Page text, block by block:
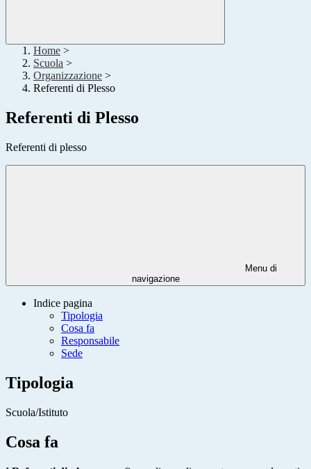
Home >
Scuola >
Organizzazione >
Referenti di Plesso
Referenti di Plesso
Referenti di plesso
Menu di
navigazione
Indice pagina
Tipologia
Cosa fa
Responsabile
Sede
Tipologia
Scuola/Istituto
Cosa fa